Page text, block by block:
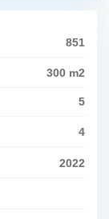
851
300 m2
5
4
2022